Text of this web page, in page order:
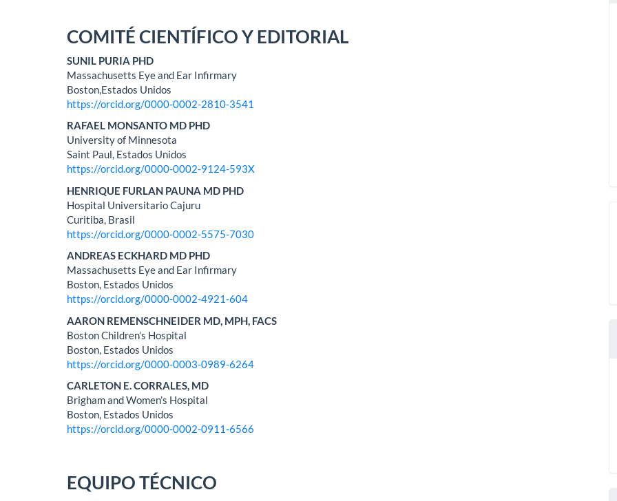
COMITÉ CIENTÍFICO Y EDITORIAL
SUNIL PURIA PHD
Massachusetts Eye and Ear Infirmary
Boston,Estados Unidos
https://orcid.org/0000-0002-2810-3541
RAFAEL MONSANTO MD PHD
University of Minnesota
Saint Paul, Estados Unidos
https://orcid.org/0000-0002-9124-593X
HENRIQUE FURLAN PAUNA MD PHD
Hospital Universitario Cajuru
Curitiba, Brasil
https://orcid.org/0000-0002-5575-7030
ANDREAS ECKHARD MD PHD
Massachusetts Eye and Ear Infirmary
Boston, Estados Unidos
https://orcid.org/0000-0002-4921-604
AARON REMENSCHNEIDER MD, MPH, FACS
Boston Children’s Hospital
Boston, Estados Unidos
https://orcid.org/0000-0003-0989-6264
CARLETON E. CORRALES, MD
Brigham and Women’s Hospital
Boston, Estados Unidos
https://orcid.org/0000-0002-0911-6566
EQUIPO TÉCNICO